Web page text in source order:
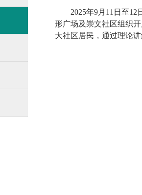
2025年9月11日至
形广场及崇文社区组织
大社区居民，通过理论